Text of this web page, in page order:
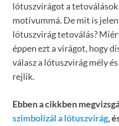
lótuszvirágot a
motívummá. De mit is
lótuszvirág tetoválás?
éppen ezt a virágot, hogy
válasz a lótuszvirág mély
rejlik.
Ebben a cikkben
szimbolizál a lótuszvirág,